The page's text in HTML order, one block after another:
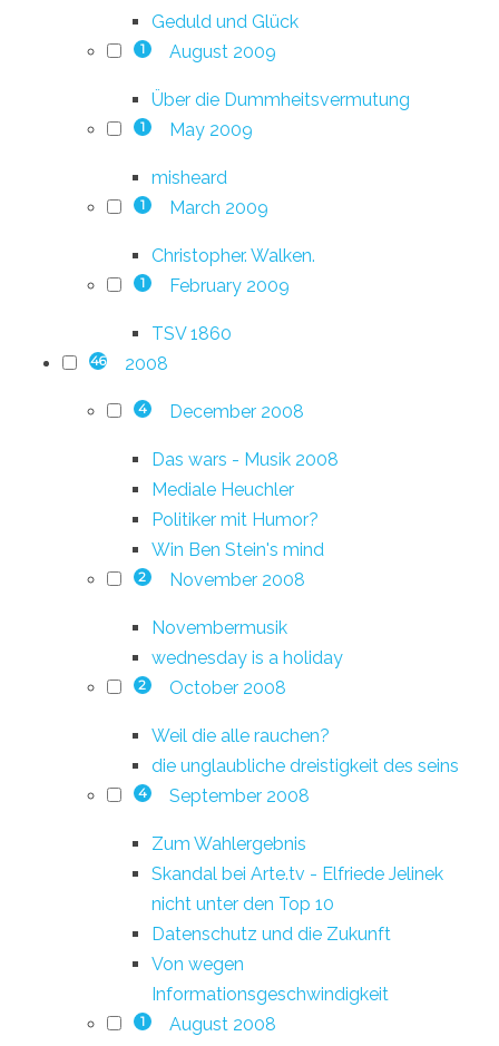
Geduld und Glück
1 August 2009
Über die Dummheitsvermutung
1 May 2009
misheard
1 March 2009
Christopher. Walken.
1 February 2009
TSV 1860
46 2008
4 December 2008
Das wars - Musik 2008
Mediale Heuchler
Politiker mit Humor?
Win Ben Stein's mind
2 November 2008
Novembermusik
wednesday is a holiday
2 October 2008
Weil die alle rauchen?
die unglaubliche dreistigkeit des seins
4 September 2008
Zum Wahlergebnis
Skandal bei Arte.tv - Elfriede Jelinek
nicht unter den Top 10
Datenschutz und die Zukunft
Von wegen
Informationsgeschwindigkeit
1 August 2008